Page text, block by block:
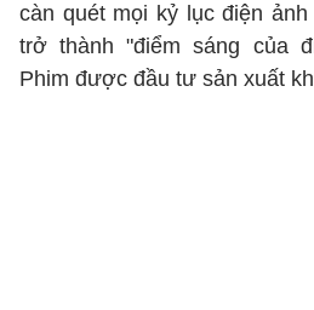
càn quét mọi kỷ lục điện
trở thành "điểm sáng của
Phim được đầu tư sản xuất